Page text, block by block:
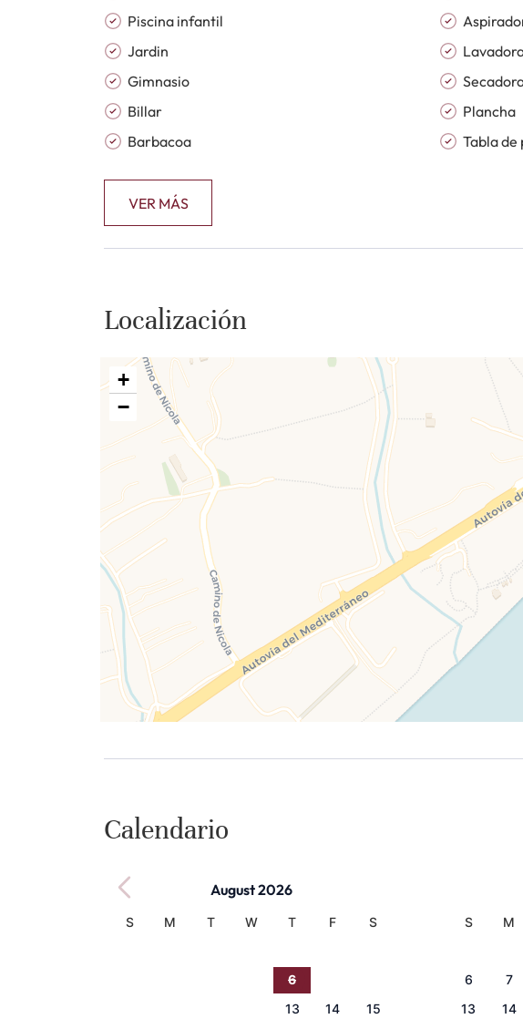
vivienda o excelente oportunidad de inversión en la Costa del Sol
Piscina infantil
Jardin
Gimnasio
Billar
Barbacoa
Plancha
Tabla
VER MÁS
Localización
+
−
Calendario
August 2026
S M T W T F
S
6
13 14
15
S M
6
7
13
14